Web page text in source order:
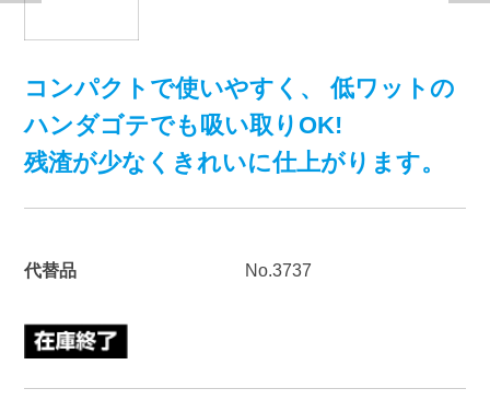
コンパクトで使いやすく、 低ワットの
ハンダゴテでも吸い取りOK!
残渣が少なくきれいに仕上がります。
代替品 No.3737